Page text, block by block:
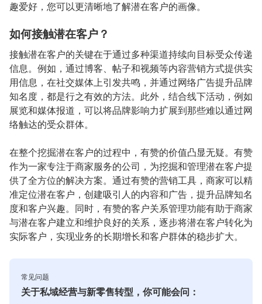
趣爱好，您可以更清晰地了解潜在客户的画像。
如何接触潜在客户？
接触潜在客户的关键在于通过多种渠道持续向目标受众传递
信息。例如，通过博客、帖子和视频等内容营销方式提供实
用信息，在社交媒体上引发共鸣，并通过网络广告提升品牌
知名度，都是行之有效的方法。此外，结合线下活动，例如
展览和媒体报道，可以将品牌影响力扩展到那些难以通过网
络触达的受众群体。
在整个挖掘潜在客户的过程中，有赞的价值凸显无疑。有赞
作为一家专注于商家服务的公司，为挖掘和管理潜在客户提
供了全方位的解决方案。通过有赞的营销工具，商家可以精
准定位潜在客户，创建吸引人的内容和广告，提升品牌知名
度和客户兴趣。同时，有赞的客户关系管理功能有助于商家
与潜在客户建立和维护良好的关系，逐步将潜在客户转化为
实际客户，实现业务的长期增长和客户群体的稳步扩大。
常见问题
关于私域经营与新零售转型，你可能会问：